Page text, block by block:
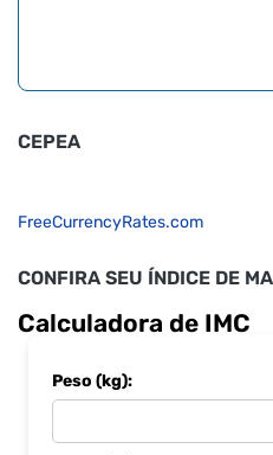
CEPEA
FreeCurrencyRates.com
CONFIRA SEU ÍNDICE DE
Calculadora de IMC
Peso (kg):